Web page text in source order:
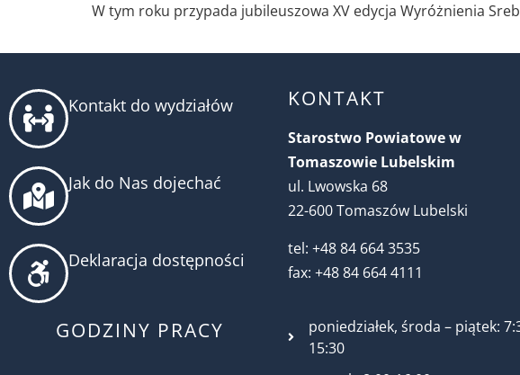
W tym roku przypada jubileuszowa XV edycja Wyróżnienia
Kontakt do wydziałów
Jak do Nas dojechać
Deklaracja dostępności
GODZINY PRACY
KONTAKT
Starostwo Powiatowe w
Tomaszowie Lubelskim
ul. Lwowska 68
22-600 Tomaszów Lubelski
tel: +48 84 664 3535
fax: +48 84 664 4111
poniedziałek, środa – piątek:
15:30